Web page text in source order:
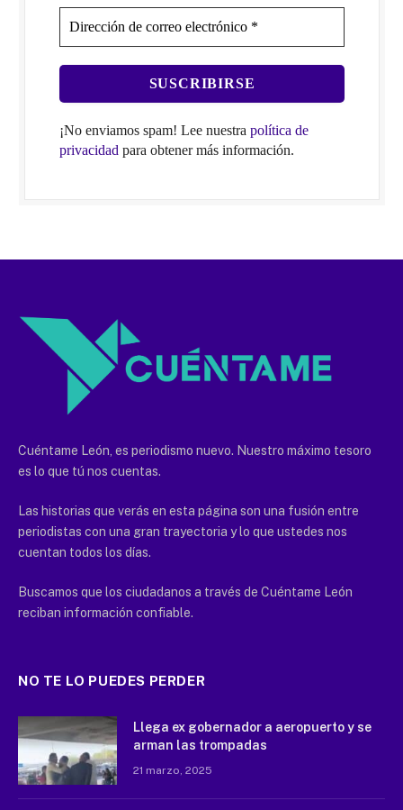
¡No enviamos spam! Lee nuestra política de
privacidad para obtener más información.
Cuéntame León, es periodismo nuevo. Nuestro máximo tesoro
es lo que tú nos cuentas.
Las historias que verás en esta página son una fusión entre
periodistas con una gran trayectoria y lo que ustedes nos
cuentan todos los días.
Buscamos que los ciudadanos a través de Cuéntame León
reciban información confiable.
NO TE LO PUEDES PERDER
Llega ex gobernador a aeropuerto y se
arman las trompadas
21 marzo, 2025